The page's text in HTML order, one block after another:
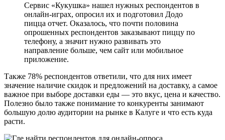
Сервис «Кукушка» нашел нужных респондентов в
онлайн-играх, опросил их и подготовил Додо
пицца отчет. Оказалось, что почти половина
опрошенных респондентов заказывают пиццу по
телефону, а значит нужно развивать это
направление больше, чем сайт или мобильное
приложение.
Также 78% респондентов ответили, что для них имеет
значение наличие скидок и предложений на доставку, а самое
важное при выборе доставки еды — это вкус, цена и качество.
Полезно было также понимание то конкуренты занимают
большую долю аудитории на рынке в Калуге и что есть куда
расти.